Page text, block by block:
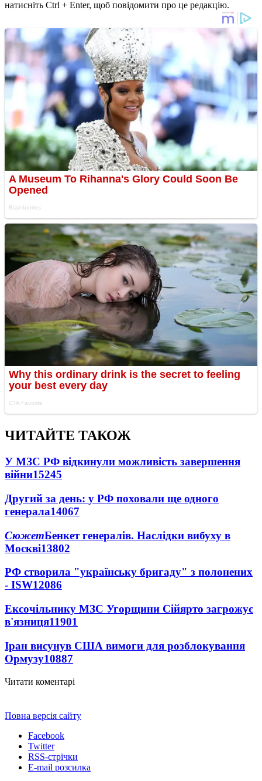
натисніть Ctrl + Enter, щоб повідомити про це редакцію.
ЧИТАЙТЕ ТАКОЖ
У МЗС РФ відкинули можливість завершення
війни15245
Другий за день: у РФ поховали ще одного
генерала14067
СюжетБенкет генералів. Наслідки вибуху в
Москві13802
РФ створила "українську бригаду" з полонених
- ISW12086
Ексочільнику МЗС Угорщини Сійярто загрожує
в'язниця11901
Іран висунув США вимоги для розблокування
Ормузу10887
Читати коментарі
Повна версія сайту
Facebook
Twitter
RSS-стрічки
E-mail розсилка